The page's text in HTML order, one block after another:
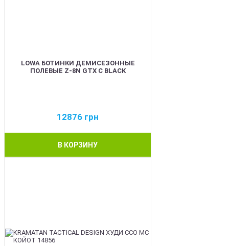
LOWA БОТИНКИ ДЕМИСЕЗОННЫЕ
ПОЛЕВЫЕ Z-8N GTX C BLACK
12876 грн
В КОРЗИНУ